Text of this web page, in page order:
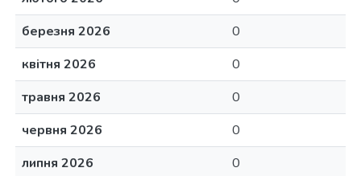
березня 2026
0
квітня 2026
0
травня 2026
0
червня 2026
0
липня 2026
0